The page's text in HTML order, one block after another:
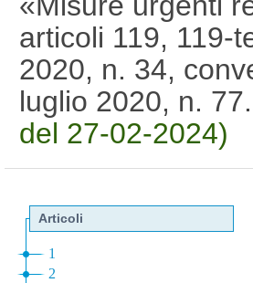
articoli 119, 119-
2020, n. 34,
luglio 2020, n.
del 27-02-2024)